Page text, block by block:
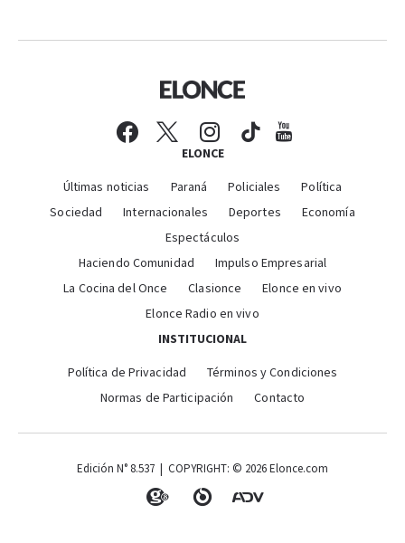
ELONCE
Últimas noticias Paraná Policiales
Política
Sociedad
Internacionales Deportes
Economía
Espectáculos
Haciendo Comunidad
Impulso Empresarial
La Cocina del Once
Clasionce
Elonce en vivo
Elonce Radio en vivo
INSTITUCIONAL
Política de Privacidad
Términos y Condiciones
Normas de Participación
Contacto
Edición N° 8.537 | COPYRIGHT: © 2026 Elonce.com